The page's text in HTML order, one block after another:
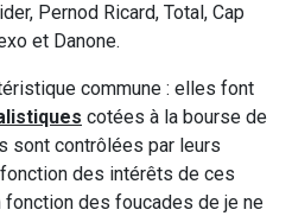
Pernod Ricard, Total, Cap
et Danone.
commune : elles font
cotées à la bourse de
sont contrôlées par leurs
des intérêts de ces
fonction des foucades de je ne